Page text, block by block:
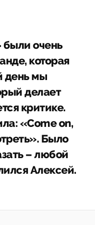
очень
которая
день мы
делает
критике.
«Come on,
Было
– любой
Алексей.